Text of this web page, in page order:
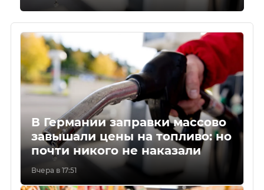
В Германии заправки массово
завышали цены на топливо: но
почти никого не наказали
Вчера в 17:51